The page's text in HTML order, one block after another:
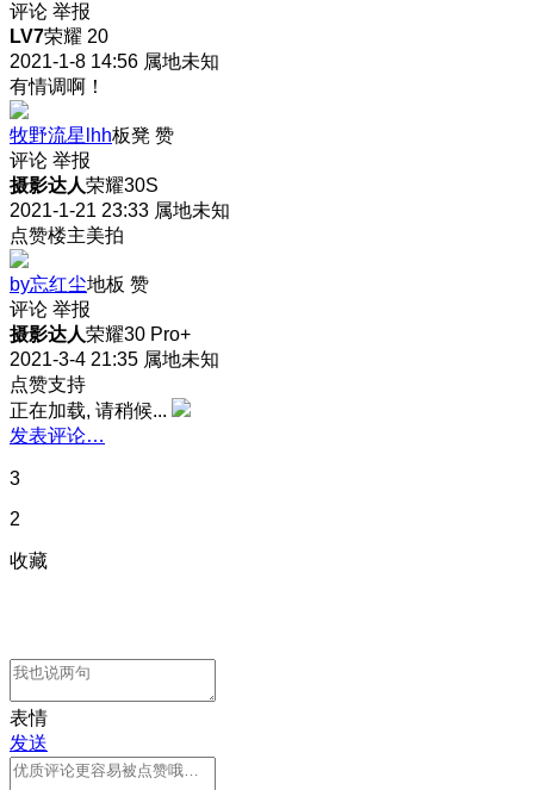
评论 举报
LV7荣耀 20
2021-1-8 14:56 属地未知
有情调啊！
牧野流星lhh板凳 赞
评论 举报
摄影达人荣耀30S
2021-1-21 23:33 属地未知
点赞楼主美拍
by忘红尘地板 赞
评论 举报
摄影达人荣耀30 Pro+
2021-3-4 21:35 属地未知
点赞支持
正在加载, 请稍候...
发表评论…
3
2
收藏
表情
发送